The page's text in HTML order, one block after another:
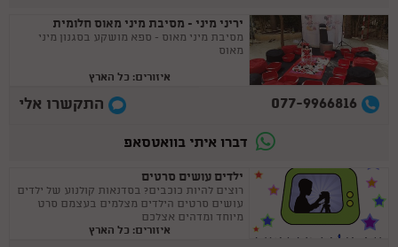
יריני מיני - מסיבת מיני מאוס חלומית
מסיבת מיני מאוס - ספא מושקע בסגנון מיני
מאוס
איזורים: כל הארץ
077-9966816 התקשרו אלי
דברו איתי בוואטסאפ
ילדים עושים סרטים
רוצים להיות כוכבים? בסדנאות קולנוע של ילדים
עושים סרטים הילדים מצלמים בעצמם סרט
מיוחד ומדהים אצלכם
איזורים: כל הארץ